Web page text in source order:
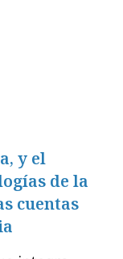
y el
de la
cuentas